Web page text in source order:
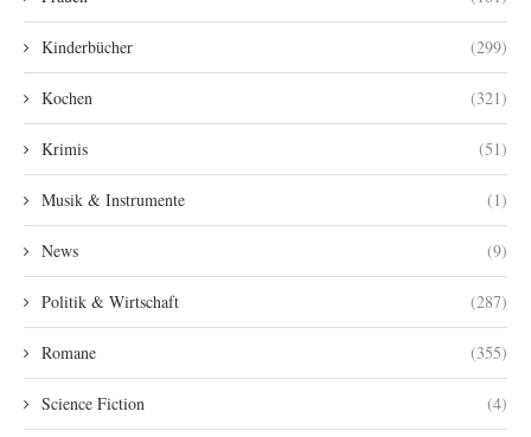
Kinderbücher (299)
Kochen (321)
Krimis (51)
Musik & Instrumente (1)
News (9)
Politik & Wirtschaft (287)
Romane (355)
Science Fiction (4)